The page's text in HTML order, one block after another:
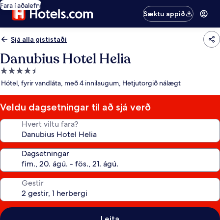
Fara í aðalefni
Sæktu appið
Sjá alla gististaði
Danubius Hotel Helia
4.5
stjörnu
Hótel, fyrir vandláta, með 4 innilaugum, Hetjutorgið nálægt
Veldu dagsetningar til að sjá verð
Hvert viltu fara?
Dagsetningar
Gestir